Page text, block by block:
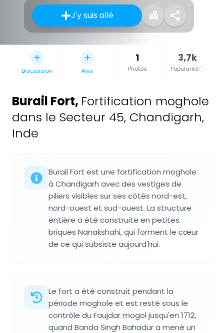
J'y suis allé
Discussion Avis
1
Photos
3,7k
Popularité
Burail Fort, Fortification moghole
dans le Secteur 45, Chandigarh,
Inde
Burail Fort est une fortification moghole
à Chandigarh avec des vestiges de
piliers visibles sur ses côtés nord-est,
nord-ouest et sud-ouest. La structure
entière a été construite en petites
briques Nanakshahi, qui forment le cœur
de ce qui subsiste aujourd'hui.
Le fort a été construit pendant la
période moghole et est resté sous le
contrôle du Faujdar mogol jusqu'en 1712,
quand Banda Singh Bahadur a mené un